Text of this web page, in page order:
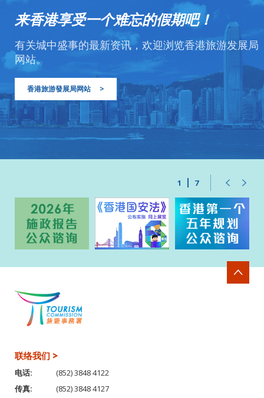
来香港享受一个难忘的假期吧！
有关城中盛事的最新资讯，欢迎浏览香港旅游发展局
网站。
香港旅游發展局网站 >
1 7
联络我们 >
电话:
(852) 3848 4122
传真:
(852) 3848 4127